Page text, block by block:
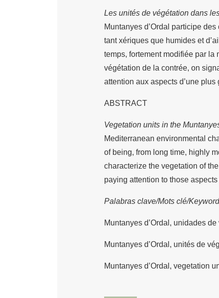
Les unités de végétation dans
Muntanyes d’Ordal participe
tant xériques que humides et
temps, fortement modifiée par la
végétation de la contrée, on
attention aux aspects d’une
ABSTRACT
Vegetation units in the
Mediterranean environmental
of being, from long time, highly
characterize the vegetation of
paying attention to those
Palabras clave/Mots clé/
Muntanyes d’Ordal, unidades
Muntanyes d’Ordal, unités de
Muntanyes d’Ordal, vegetation